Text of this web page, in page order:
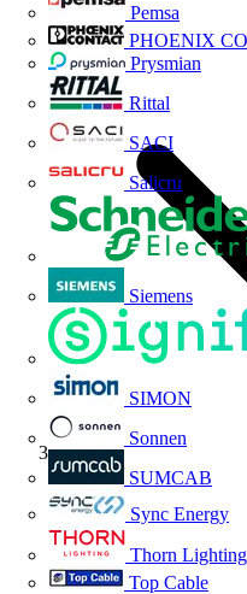
Pemsa
PHOENIX
Prysmian
Rittal
SACI
Salicru
Siemens
SIMON
Sonnen
SUMCAB
Sync Energy
Thorn Lighting
Top Cable
Volti TV